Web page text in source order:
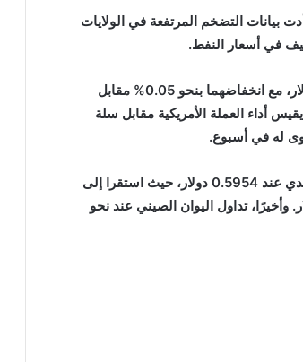
بيانات التضخم المرتفعة في الولايات
في أسعار النفط.
تداول اليورو عند 1.1735 دولار وسجل الجنيه الإسترليني 1.3532 دولار، مع انخفاضهما بنحو 0.05% مقابل
أداء العملة الأمريكية مقابل سلة
كما سجل الدولار الأسترالي 0.72365 دولار، وتداول الدولار النيوزيلندي عند 0.5954 دولار، حيث استقرا إلى
استقر الين الياباني بشكل كبير عند 157.715 للدولار. وأخيرًا، تداول اليوان الصيني عند نحو